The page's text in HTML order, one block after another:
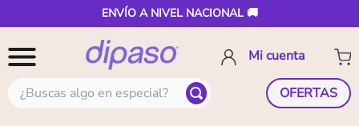
ENVÍO A NIVEL NACIONAL 🚚
¿Buscas algo en especial? OFERTAS